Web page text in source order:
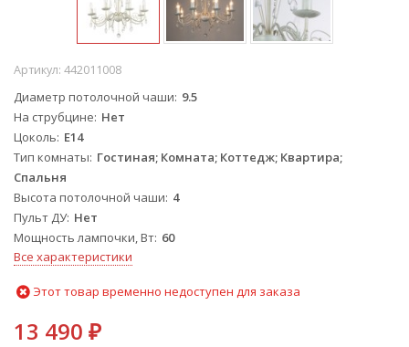
Артикул: 442011008
Диаметр потолочной чаши 9.5
На струбцине Нет
Цоколь E14
Тип комнаты Гостиная; Комната; Коттедж; Квартира;
Спальня
Высота потолочной чаши 4
Пульт ДУ Нет
Мощность лампочки, Вт 60
Все характеристики
Этот товар временно недоступен для заказа
13 490 ₽